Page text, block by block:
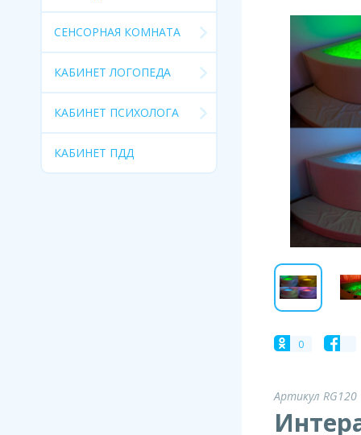
СЕНСОРНАЯ КОМНАТА
КАБИНЕТ ЛОГОПЕДА
КАБИНЕТ ПСИХОЛОГА
КАБИНЕТ ПДД
0
Артикул RG120